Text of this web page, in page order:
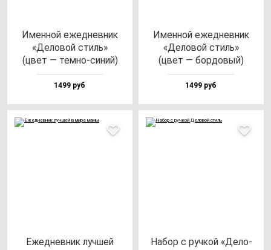
Имен­ной ежед­нев­ник
«Дело­вой стиль»
(цвет — тем­но-си­ний)
1499 руб
Имен­ной ежед­нев­ник
«Дело­вой стиль»
(цвет — бор­до­вый)
1499 руб
Ежед­нев­ник луч­шей
Набор с руч­кой «Дело­